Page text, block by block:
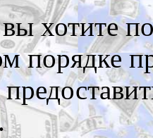
хотите
порядке